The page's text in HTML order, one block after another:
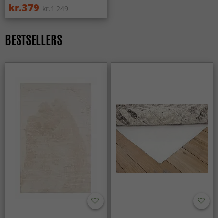
kr.379 kr.1 249
BESTSELLERS